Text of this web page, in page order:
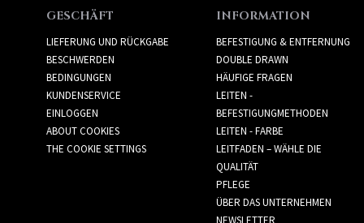
GESCHÄFT
LIEFERUNG UND RÜCKGABE
BESCHWERDEN
BEDINGUNGEN
KUNDENSERVICE
EINLOGGEN
ABOUT COOKIES
THE COOKIE SETTINGS
INFORMATION
BEFESTIGUNG & ENTFERNUNG
DOUBLE DRAWN
HÄUFIGE FRAGEN
LEITEN -
BEFESTIGUNGMETHODEN
LEITEN - FARBE
LEITFADEN – WÄHLE DIE
QUALITÄT
PFLEGE
ÜBER DAS UNTERNEHMEN
NEWSLETTER